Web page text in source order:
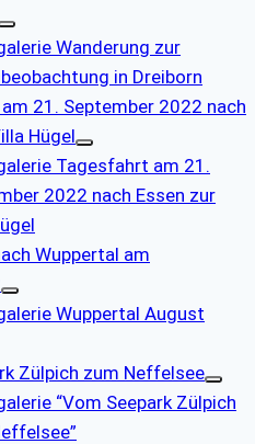
Wanderung zur
in Dreiborn
21. September 2022 nach
Hügel
Tagesfahrt am 21.
2022 nach Essen zur
Wuppertal am
Wuppertal August
Zülpich zum Neffelsee
“Vom Seepark Zülpich